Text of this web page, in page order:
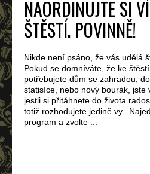
NAORDINUJTE SI
ŠTĚSTÍ. POVINNĚ!
Nikde není psáno, že vás udělá
Pokud se domníváte, že ke
potřebujete dům se zahradou,
statisíce, nebo nový bourák, jste
jestli si přitáhnete do života
totiž rozhodujete jedině vy.
program a zvolte ...